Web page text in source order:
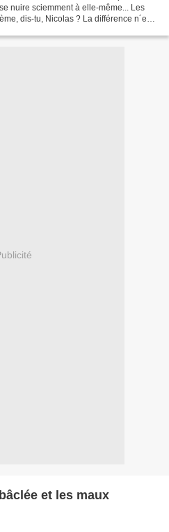
nuire sciemment à elle-même... Les
dis-tu, Nicolas ? La différence n´est-
et les maux